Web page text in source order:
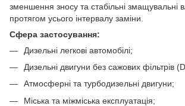
зменшення зносу та стабільні змащувальні
протягом усього інтервалу заміни.
Сфера застосування:
Дизельні легкові автомобілі;
Дизельні двигуни без сажових фільтрів
Атмосферні та турбодизельні двигуни;
Міська та міжміська експлуатація;